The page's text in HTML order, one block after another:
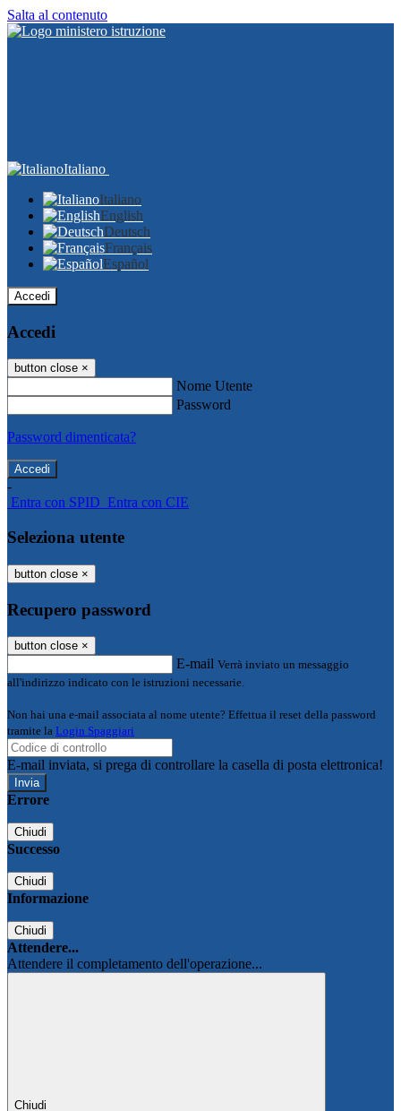
Salta al contenuto
Italiano
Italiano
English
Deutsch
Français
Español
Accedi
Accedi
button close ×
Nome Utente
Password
Password dimenticata?
-
Entra con SPID Entra con CIE
Seleziona utente
button close ×
Recupero password
button close ×
E-mail Verrà inviato un messaggio
all'indirizzo indicato con le istruzioni necessarie.
Non hai una e-mail associata al nome utente? Effettua il reset della password
tramite la Login Spaggiari
E-mail inviata, si prega di controllare la casella di posta elettronica!
Errore
Chiudi
Successo
Chiudi
Informazione
Chiudi
Attendere...
Attendere il completamento dell'operazione...
Chiudi